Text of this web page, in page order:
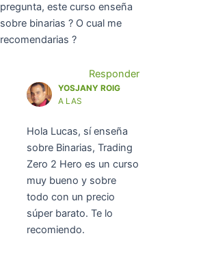
pregunta, este curso enseña
sobre binarias ? O cual me
recomendarias ?
Responder
YOSJANY ROIG
A LAS
Hola Lucas, sí enseña
sobre Binarias, Trading
Zero 2 Hero es un curso
muy bueno y sobre
todo con un precio
súper barato. Te lo
recomiendo.